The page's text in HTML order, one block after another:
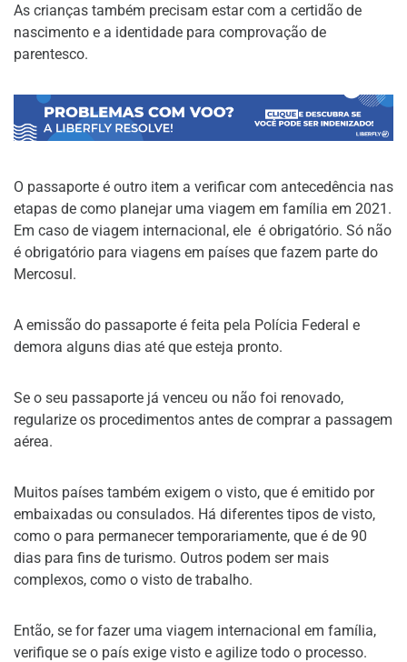
As crianças também precisam estar com a certidão de
nascimento e a identidade para comprovação de
parentesco.
O passaporte é outro item a verificar com antecedência nas
etapas de como planejar uma viagem em família em 2021.
Em caso de viagem internacional, ele é obrigatório. Só não
é obrigatório para viagens em países que fazem parte do
Mercosul.
A emissão do passaporte é feita pela Polícia Federal e
demora alguns dias até que esteja pronto.
Se o seu passaporte já venceu ou não foi renovado,
regularize os procedimentos antes de comprar a passagem
aérea.
Muitos países também exigem o visto, que é emitido por
embaixadas ou consulados. Há diferentes tipos de visto,
como o para permanecer temporariamente, que é de 90
dias para fins de turismo. Outros podem ser mais
complexos, como o visto de trabalho.
Então, se for fazer uma viagem internacional em família,
verifique se o país exige visto e agilize todo o processo.